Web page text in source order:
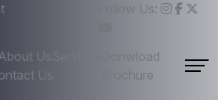
Follow Us:
Us
Us
Donwload
Brochure